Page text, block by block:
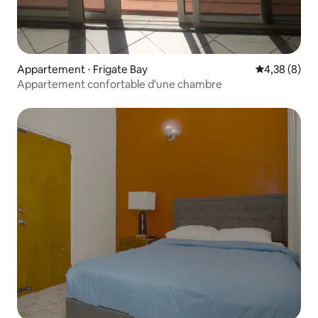
Appartement ⋅ Frigate Bay Évaluation
4,38 (8)
Appartement confortable d'une chambre